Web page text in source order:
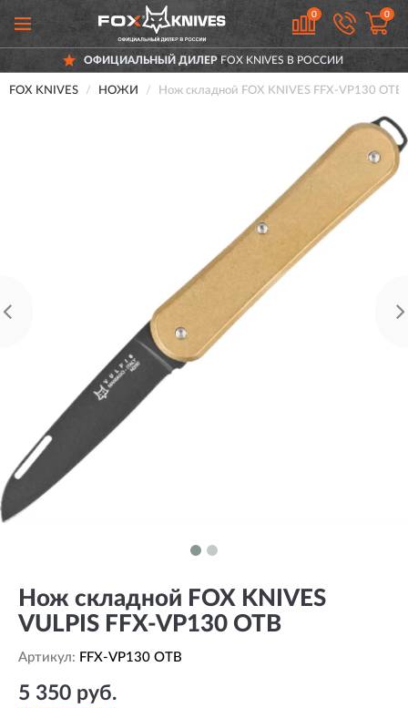
0 0
ОФИЦИАЛЬНЫЙ ДИЛЕР FOX KNIVES В РОССИИ
FOX KNIVES НОЖИ Нож складной FOX KNIVES FFX-VP130 OTB
Нож складной FOX KNIVES
VULPIS FFX-VP130 OTB
Артикул: FFX-VP130 OTB
5 350 руб.